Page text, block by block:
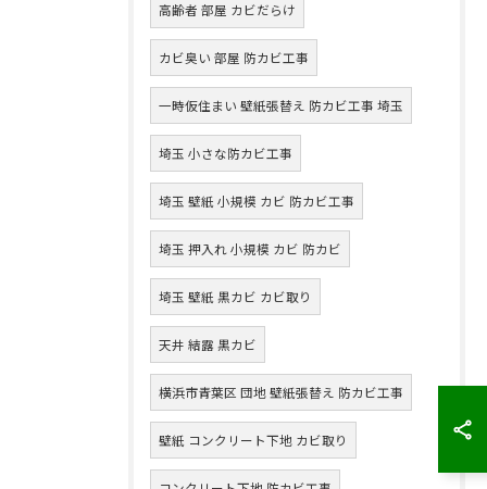
高齢者 部屋 カビだらけ
カビ臭い 部屋 防カビ工事
一時仮住まい 壁紙張替え 防カビ工事 埼玉
埼玉 小さな防カビ工事
埼玉 壁紙 小規模 カビ 防カビ工事
埼玉 押入れ 小規模 カビ 防カビ
埼玉 壁紙 黒カビ カビ取り
天井 結露 黒カビ
横浜市青葉区 団地 壁紙張替え 防カビ工事
壁紙 コンクリート下地 カビ取り